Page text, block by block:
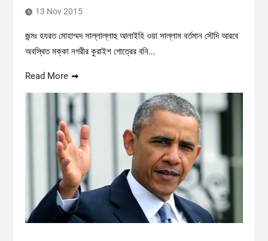
13 Nov 2015
জন্মঃ হযরত মোহাম্মদ সাল্লাল্লাহু আলাইহি ওয়া সাল্লাম বর্তমান সৌদি আরবে
অবস্থিত মক্কা নগরীর কুরাইশ গোত্রের বনি...
Read More